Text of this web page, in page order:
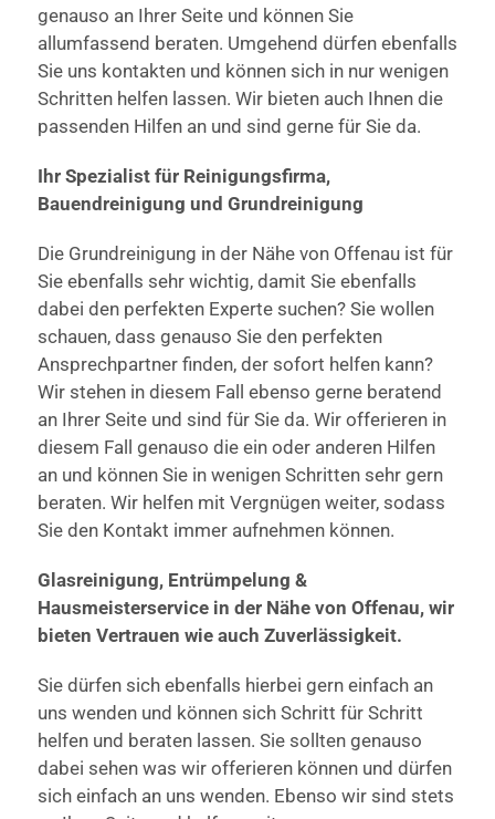
genauso an Ihrer Seite und können Sie
allumfassend beraten. Umgehend dürfen ebenfalls
Sie uns kontakten und können sich in nur wenigen
Schritten helfen lassen. Wir bieten auch Ihnen die
passenden Hilfen an und sind gerne für Sie da.
Ihr Spezialist für Reinigungsfirma,
Bauendreinigung und Grundreinigung
Die Grundreinigung in der Nähe von Offenau ist für
Sie ebenfalls sehr wichtig, damit Sie ebenfalls
dabei den perfekten Experte suchen? Sie wollen
schauen, dass genauso Sie den perfekten
Ansprechpartner finden, der sofort helfen kann?
Wir stehen in diesem Fall ebenso gerne beratend
an Ihrer Seite und sind für Sie da. Wir offerieren in
diesem Fall genauso die ein oder anderen Hilfen
an und können Sie in wenigen Schritten sehr gern
beraten. Wir helfen mit Vergnügen weiter, sodass
Sie den Kontakt immer aufnehmen können.
Glasreinigung, Entrümpelung &
Hausmeisterservice in der Nähe von Offenau, wir
bieten Vertrauen wie auch Zuverlässigkeit.
Sie dürfen sich ebenfalls hierbei gern einfach an
uns wenden und können sich Schritt für Schritt
helfen und beraten lassen. Sie sollten genauso
dabei sehen was wir offerieren können und dürfen
sich einfach an uns wenden. Ebenso wir sind stets